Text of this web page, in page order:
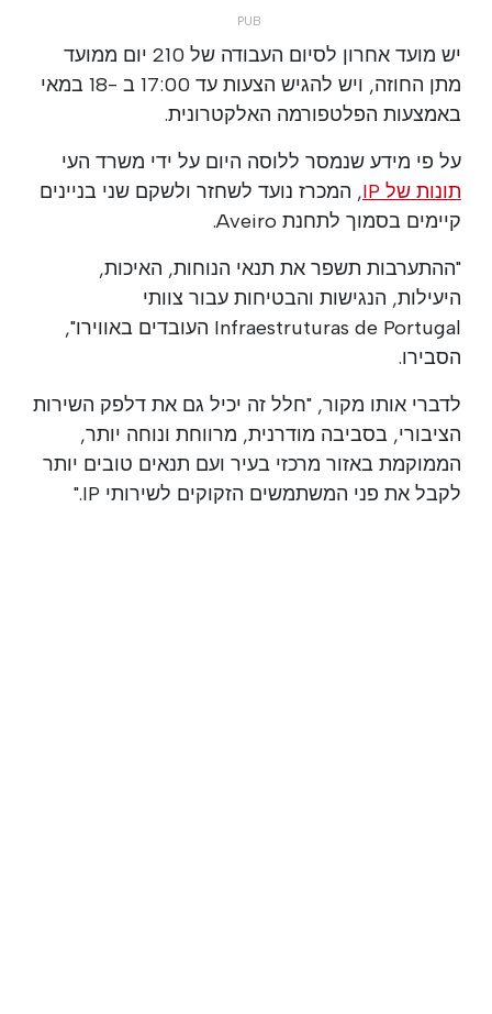
יש מועד אחרון לסיום העבודה של 210 יום ממועד
מתן החוזה, ויש להגיש הצעות עד 17:00 ב -18 במאי
באמצעות הפלטפורמה האלקטרונית.
על פי מידע שנמסר ללוסה היום על ידי משרד העי
תונות של IP
, המכרז נועד לשחזר ולשקם שני בניינים
קיימים בסמוך לתחנת Aveiro.
"ההתערבות תשפר את תנאי הנוחות, האיכות,
היעילות, הנגישות והבטיחות עבור צוותי
Infraestruturas de Portugal העובדים באווירו",
הסבירו.
לדברי אותו מקור, "חלל זה יכיל גם את דלפק השירות
הציבורי, בסביבה מודרנית, מרווחת ונוחה יותר,
הממוקמת באזור מרכזי בעיר ועם תנאים טובים יותר
לקבל את פני המשתמשים הזקוקים לשירותי IP."